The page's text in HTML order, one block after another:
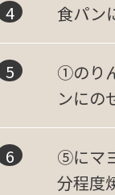
食パン
①のり
ンにの
⑤にマ
分程度